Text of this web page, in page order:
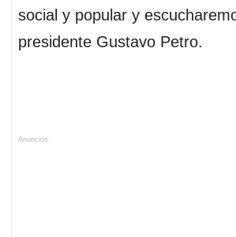
social y popular y
presidente Gustavo Petro.
Anuncios.